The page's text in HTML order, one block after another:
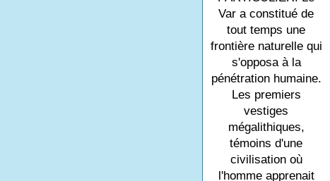
Var a constitué de
tout temps une
frontière naturelle qui
s'opposa à la
pénétration humaine.
Les premiers
vestiges
mégalithiques,
témoins d'une
civilisation où
l'homme apprenait